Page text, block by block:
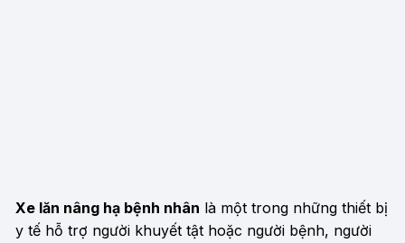
Xe lăn nâng hạ bệnh nhân là một trong những thiết bị
y tế hỗ trợ người khuyết tật hoặc người bệnh, người